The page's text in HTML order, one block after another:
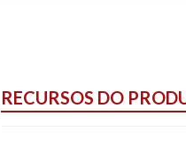
RECURSOS DO